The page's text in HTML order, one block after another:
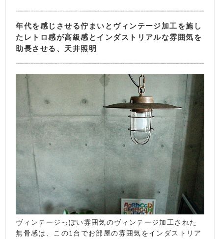
年代を感じさせる佇まいとヴィンテージ加工を施し
たレトロ感が高級感とインダストリアルな雰囲気を
助長させる、天井照明
ヴィンテージっぽい雰囲気のヴィンテージ加工された
無骨感は、この1台でお部屋の雰囲気をインダストリア